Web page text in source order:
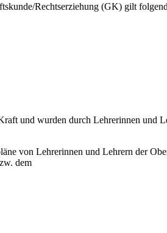
Rechtserziehung (GK) gilt
und wurden durch Lehrerinnen und
von Lehrerinnen und Lehrern der
dem